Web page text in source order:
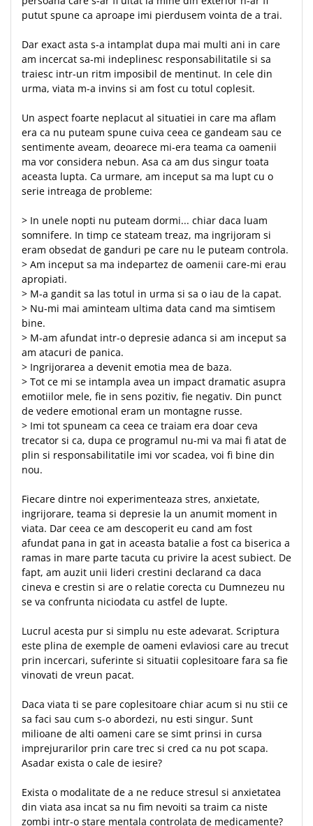
putut spune ca aproape imi pierdusem vointa de a trai.
Dar exact asta s-a intamplat dupa mai multi ani in care
am incercat sa-mi indeplinesc responsabilitatile si sa
traiesc intr-un ritm imposibil de mentinut. In cele din
urma, viata m-a invins si am fost cu totul coplesit.
Un aspect foarte neplacut al situatiei in care ma aflam
era ca nu puteam spune cuiva ceea ce gandeam sau ce
sentimente aveam, deoarece mi-era teama ca oamenii
ma vor considera nebun. Asa ca am dus singur toata
aceasta lupta. Ca urmare, am inceput sa ma lupt cu o
serie intreaga de probleme:
> In unele nopti nu puteam dormi... chiar daca luam
somnifere. In timp ce stateam treaz, ma ingrijoram si
eram obsedat de ganduri pe care nu le puteam controla.
> Am inceput sa ma indepartez de oamenii care-mi erau
apropiati.
> M-a gandit sa las totul in urma si sa o iau de la capat.
> Nu-mi mai aminteam ultima data cand ma simtisem
bine.
> M-am afundat intr-o depresie adanca si am inceput sa
am atacuri de panica.
> Ingrijorarea a devenit emotia mea de baza.
> Tot ce mi se intampla avea un impact dramatic asupra
emotiilor mele, fie in sens pozitiv, fie negativ. Din punct
de vedere emotional eram un montagne russe.
> Imi tot spuneam ca ceea ce traiam era doar ceva
trecator si ca, dupa ce programul nu-mi va mai fi atat de
plin si responsabilitatile imi vor scadea, voi fi bine din
nou.
Fiecare dintre noi experimenteaza stres, anxietate,
ingrijorare, teama si depresie la un anumit moment in
viata. Dar ceea ce am descoperit eu cand am fost
afundat pana in gat in aceasta batalie a fost ca biserica a
ramas in mare parte tacuta cu privire la acest subiect. De
fapt, am auzit unii lideri crestini declarand ca daca
cineva e crestin si are o relatie corecta cu Dumnezeu nu
se va confrunta niciodata cu astfel de lupte.
Lucrul acesta pur si simplu nu este adevarat. Scriptura
este plina de exemple de oameni evlaviosi care au trecut
prin incercari, suferinte si situatii coplesitoare fara sa fie
vinovati de vreun pacat.
Daca viata ti se pare coplesitoare chiar acum si nu stii ce
sa faci sau cum s-o abordezi, nu esti singur. Sunt
milioane de alti oameni care se simt prinsi in cursa
imprejurarilor prin care trec si cred ca nu pot scapa.
Asadar exista o cale de iesire?
Exista o modalitate de a ne reduce stresul si anxietatea
din viata asa incat sa nu fim nevoiti sa traim ca niste
zombi intr-o stare mentala controlata de medicamente?